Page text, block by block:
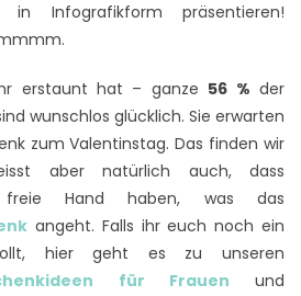
in Infografikform präsentieren!
erstaunt hat – ganze 56 % der
wunschlos glücklich. Sie erwarten
zum Valentinstag. Das finden wir
aber natürlich auch, dass
freie Hand haben, was das
angeht. Falls ihr euch noch ein
hier geht es zu unseren
für Frauen und